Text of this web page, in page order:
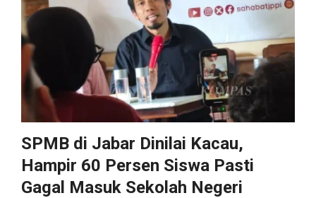
SPMB di Jabar Dinilai Kacau,
Hampir 60 Persen Siswa Pasti
Gagal Masuk Sekolah Negeri